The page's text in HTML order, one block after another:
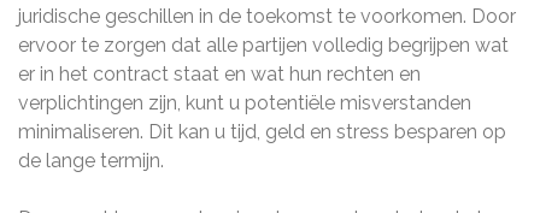
juridische geschillen in de toekomst te voorkomen. Door
ervoor te zorgen dat alle partijen volledig begrijpen wat
er in het contract staat en wat hun rechten en
verplichtingen zijn, kunt u potentiële misverstanden
minimaliseren. Dit kan u tijd, geld en stress besparen op
de lange termijn.